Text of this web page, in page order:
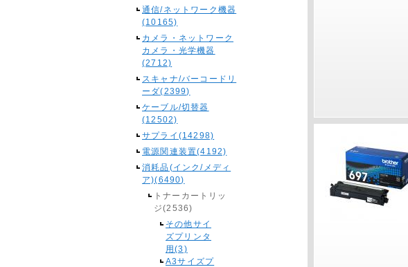
通信/ネットワーク機器
(10165)
カメラ・ネットワーク
カメラ・光学機器
(2712)
スキャナ/バーコードリ
ーダ(2399)
ケーブル/切替器
(12502)
サプライ(14298)
電源関連装置(4192)
消耗品(インク/メディ
ア)(6490)
トナーカートリッ
ジ(2536)
その他サイ
ズプリンタ
用(3)
A3サイズプ